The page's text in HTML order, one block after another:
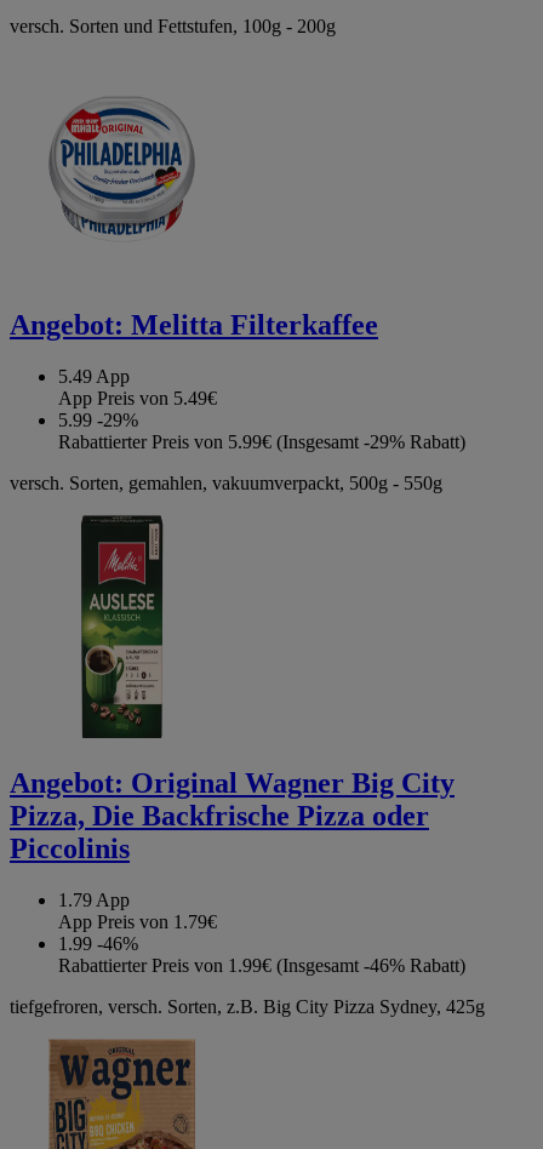
versch. Sorten und Fettstufen, 100g - 200g
Angebot: Melitta Filterkaffee
5.49 App
App Preis von 5.49€
5.99 -29%
Rabattierter Preis von 5.99€ (Insgesamt -29% Rabatt)
versch. Sorten, gemahlen, vakuumverpackt, 500g - 550g
Angebot: Original Wagner Big City
Pizza, Die Backfrische Pizza oder
Piccolinis
1.79 App
App Preis von 1.79€
1.99 -46%
Rabattierter Preis von 1.99€ (Insgesamt -46% Rabatt)
tiefgefroren, versch. Sorten, z.B. Big City Pizza Sydney, 425g